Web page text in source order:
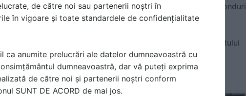
potrivite la provocarile generate de absorbtia de fonduri
digitale si reactiilor la schimbarea comportamentului
si marketingul neconventional, pozitionarea in piata si
prin raspunsuri potrivite la provocarile mediului on-line.
de către noi sau partenerii noștri în
în vigoare și toate standardele de confidențialitate
ca anumite prelucrări ale datelor dumneavoastră cu
dumneavoastră, dar vă puteți exprima
de către noi și partenerii noștri conform
SUNT DE ACORD de mai jos.